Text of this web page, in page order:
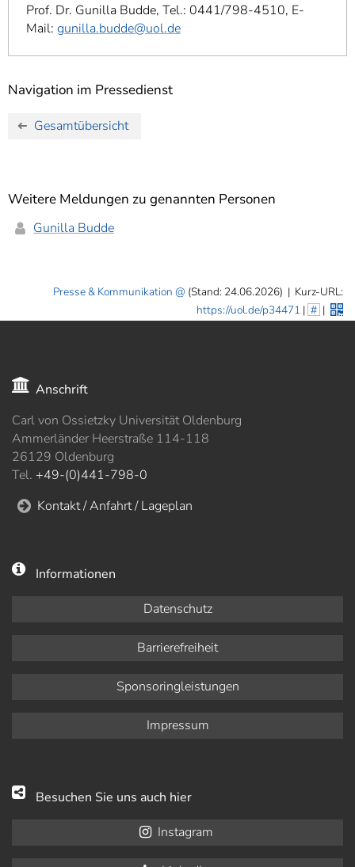
Prof. Dr. Gunilla Budde, Tel.: 0441/798-4510, E-
Mail: gunilla.budde@uol.de
Navigation im Pressedienst
Gesamtübersicht
Weitere Meldungen zu genannten Personen
Gunilla Budde
Presse & Kommunikation (Stand: 24.06.2026) | Kurz-URL:
https://uol.de/p34471 | # |
Anschrift
Carl von Ossietzky Universität Oldenburg
Ammerländer Heerstraße 114-118
26129 Oldenburg
Tel. +49-(0)441-798-0
Kontakt / Anfahrt / Lageplan
Informationen
Datenschutz
Barrierefreiheit
Sponsoringleistungen
Impressum
Besuchen Sie uns auch hier
Instagram